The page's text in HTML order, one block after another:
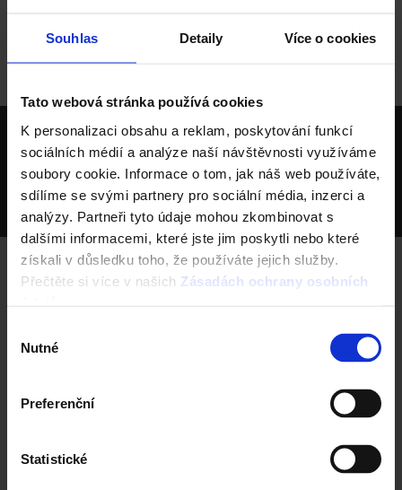
Souhlas Detaily Více o cookies
Tato webová stránka používá cookies
K personalizaci obsahu a reklam, poskytování funkcí
sociálních médií a analýze naší návštěvnosti využíváme
soubory cookie. Informace o tom, jak náš web používáte,
sdílíme se svými partnery pro sociální média, inzerci a
analýzy. Partneři tyto údaje mohou zkombinovat s
dalšími informacemi, které jste jim poskytli nebo které
získali v důsledku toho, že používáte jejich služby.
Přečtěte si více v našich Zásadách ochrany osobních
souhlasu
Nutné
Preferenční
Statistické
Dlažba Semmelrock
wienerberger skupina je největší světový výrobce
cihel
Největší výrobce keramických střešních krytin v ČR
Deset výrobních závodů v ČR